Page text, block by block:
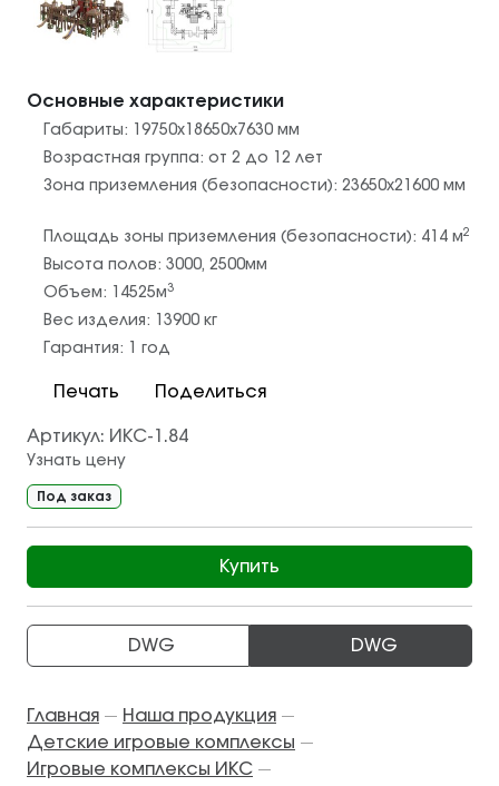
Основные характеристики
Габариты: 19750х18650х7630 мм
Возрастная группа: от 2 до 12 лет
Зона приземления (безопасности): 23650х21600 мм
Площадь зоны приземления (безопасности): 414 м2
Высота полов: 3000, 2500мм
Объем:
14525м3
Вес изделия: 13900 кг
Гарантия:
1 год
Печать Поделиться
Артикул: ИКС-1.84
Узнать цену
Под заказ
Купить
DWG DWG
Главная — Наша продукция —
Детские игровые комплексы —
Игровые комплексы ИКС —